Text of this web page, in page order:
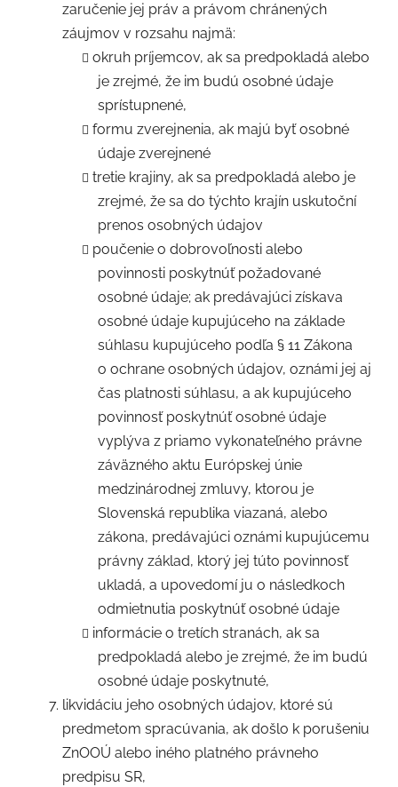
zaručenie jej práv a právom chránených
záujmov v rozsahu najmä:
okruh príjemcov, ak sa predpokladá alebo
je zrejmé, že im budú osobné údaje
sprístupnené,
formu zverejnenia, ak majú byť osobné
údaje zverejnené
tretie krajiny, ak sa predpokladá alebo je
zrejmé, že sa do týchto krajín uskutoční
prenos osobných údajov
poučenie o dobrovoľnosti alebo
povinnosti poskytnúť požadované
osobné údaje; ak predávajúci získava
osobné údaje kupujúceho na základe
súhlasu kupujúceho podľa § 11 Zákona
o ochrane osobných údajov, oznámi jej aj
čas platnosti súhlasu, a ak kupujúceho
povinnosť poskytnúť osobné údaje
vyplýva z priamo vykonateľného právne
záväzného aktu Európskej únie
medzinárodnej zmluvy, ktorou je
Slovenská republika viazaná, alebo
zákona, predávajúci oznámi kupujúcemu
právny základ, ktorý jej túto povinnosť
ukladá, a upovedomí ju o následkoch
odmietnutia poskytnúť osobné údaje
informácie o tretích stranách, ak sa
predpokladá alebo je zrejmé, že im budú
osobné údaje poskytnuté,
likvidáciu jeho osobných údajov, ktoré sú
predmetom spracúvania, ak došlo k porušeniu
ZnOOÚ alebo iného platného právneho
predpisu SR,